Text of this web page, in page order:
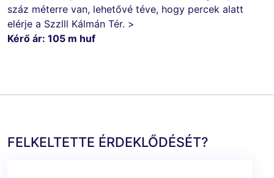
száz méterre van, lehetővé téve, hogy percek alatt
elérje a Szzlll Kálmán Tér. >
Kérő ár: 105 m huf
FELKELTETTE ÉRDEKLŐDÉSÉT?